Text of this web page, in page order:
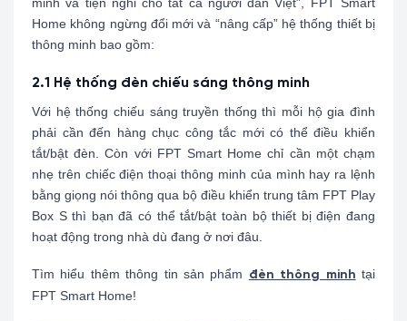
Home không ngừng đổi mới và “nâng cấp” hệ thống thiết bị
thông minh bao gồm:
2.1 Hệ thống đèn chiếu sáng thông minh
Với hệ thống chiếu sáng truyền thống thì mỗi hộ gia đình
phải cần đến hàng chục công tắc mới có thể điều khiển
tắt/bật đèn. Còn với FPT Smart Home chỉ cần một chạm
nhẹ trên chiếc điện thoại thông minh của mình hay ra lệnh
bằng giọng nói thông qua bộ điều khiển trung tâm FPT Play
Box S thì bạn đã có thể tắt/bật toàn bộ thiết bị điện đang
hoạt động trong nhà dù đang ở nơi đâu.
Tìm hiểu thêm thông tin sản phẩm đèn thông minh tại
FPT Smart Home!